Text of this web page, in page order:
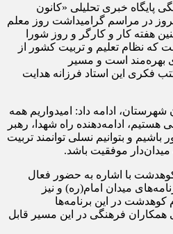
پایگاه خبری تحلیلی «کانون
در مراسم گرامیداشت روز معلم
هفته کار و کارگر و روز شورا
که نظام تعلیم و تربیت کشور از
بهره‌مند است و مسیر
فکری این استاد فرزانه هدایت
ادامه داد: امیدواریم همه
ادامه‌دهنده راه شهدا، رهبر
و بتوانیم نسلی توانمند تربیت
موفقیت باشد.
با اشاره به حضور فعال
میدان امام(ره) و نیز
کوهدشت در این برنامه‌ها
همکاران فرهنگی در این مسیر قابل